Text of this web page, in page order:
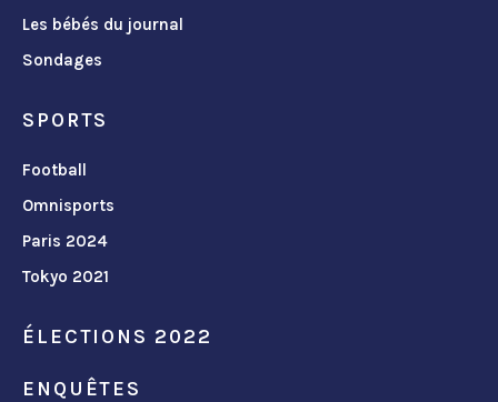
Les bébés du journal
Sondages
SPORTS
Football
Omnisports
Paris 2024
Tokyo 2021
ÉLECTIONS 2022
ENQUÊTES